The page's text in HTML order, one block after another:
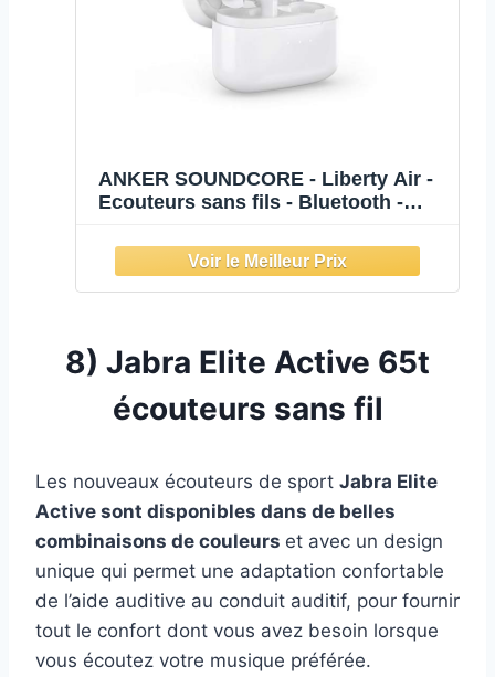
ANKER SOUNDCORE - Liberty Air -
Ecouteurs sans fils - Bluetooth -
Autonomie 20 heures - Blanc
8) Jabra Elite Active 65t
écouteurs sans fil
Les nouveaux écouteurs de sport Jabra Elite
Active sont disponibles dans de belles
combinaisons de couleurs et avec un design
unique qui permet une adaptation confortable
de l’aide auditive au conduit auditif, pour fournir
tout le confort dont vous avez besoin lorsque
vous écoutez votre musique préférée.